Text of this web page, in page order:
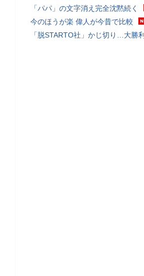
「パパ」の文字消え完全沈黙続く
今のほうが楽 偉人が今昔で比較
「脱STARTO社」かじ切り…大勝利